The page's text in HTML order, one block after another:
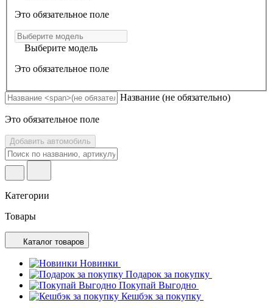
Это обязательное поле
Выберите модель
Это обязательное поле
Название (не обязательно)
Это обязательное поле
Добавить автомобиль
Категории
Товары
Каталог товаров
Новинки
Подарок за покупку
Покупай Выгодно
Кешбэк за покупку